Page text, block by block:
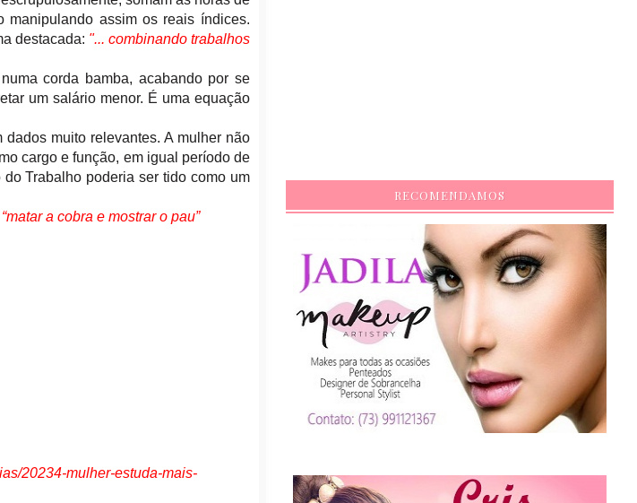
manipulando assim os reais índices.
destacada: "... combinando trabalhos
corda bamba, acabando por se
um salário menor. É uma equação
muito relevantes. A mulher não
cargo e função, em igual período de
Trabalho poderia ser tido como um
“matar a cobra e mostrar o pau”
20234-mulher-estuda-mais-
RECOMENDAMOS